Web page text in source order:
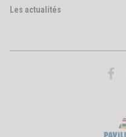
Les actualités